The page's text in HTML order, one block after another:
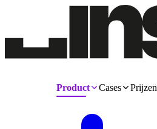
Product Cases Prijzen